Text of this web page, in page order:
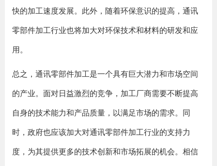
快的加工速度发展。此外，随着环保意识的提高，通讯
零部件加工行业也将加大对环保技术和材料的研发和应
用。
总之，通讯零部件加工是一个具有巨大潜力和市场空间
的产业。面对日益激烈的竞争，加工厂商需要不断提高
自身的技术能力和产品质量，以满足市场的需求。同
时，政府也应该加大对通讯零部件加工行业的支持力
度，为其提供更多的技术创新和市场拓展的机会。相信